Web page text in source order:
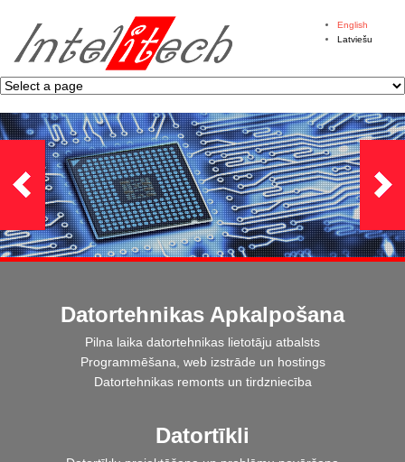
English
Latviešu
Datortehnikas Apkalpošana
Pilna laika datortehnikas lietotāju atbalsts
Programmēšana, web izstrāde un hostings
Datortehnikas remonts un tirdzniecība
Datortīkli